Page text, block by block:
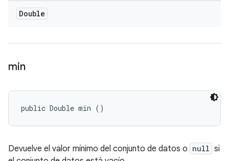
Double
min
public Double min ()
Devuelve el valor mínimo del conjunto de datos o null si